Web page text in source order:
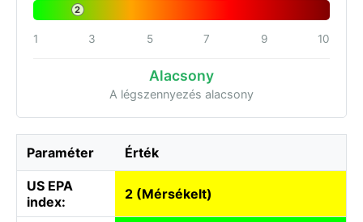
2
1 3 5 7 9 10
Alacsony
A légszennyezés alacsony
Paraméter Érték
US EPA
index:
2 (Mérsékelt)